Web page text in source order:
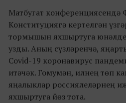
Матбугат
Конституциягә кертелгән
тормышын яхшыртуга
узды. Аның сүзләренчә,
Covid-19 коронавирус
итәчәк. Гомумән, илнең төп
яңалыклар россиялеләрнең
яхшыртуга йөз тота.